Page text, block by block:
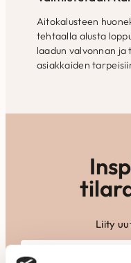
Aitokalusteen
tehtaalla alusta
laadun valvonnan
asiakkaiden
Liity